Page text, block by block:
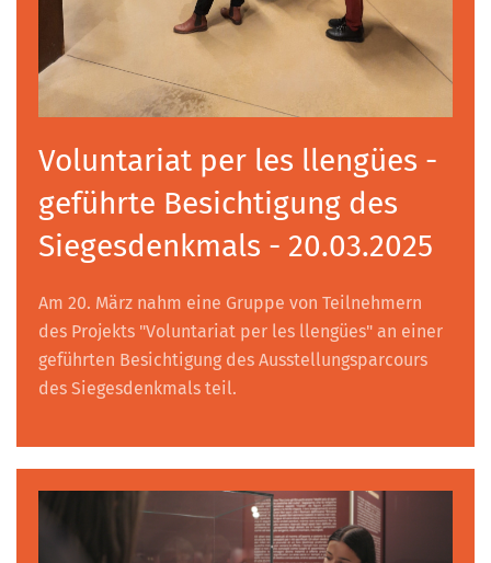
Voluntariat per les llengües -
geführte Besichtigung des
Siegesdenkmals - 20.03.2025
Am 20. März nahm eine Gruppe von Teilnehmern
des Projekts "Voluntariat per les llengües" an einer
geführten Besichtigung des Ausstellungsparcours
des Siegesdenkmals teil.